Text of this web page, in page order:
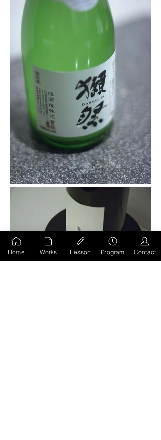
Home Works Lesson Program Contact